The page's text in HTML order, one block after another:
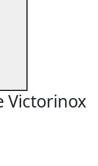
Victorinox